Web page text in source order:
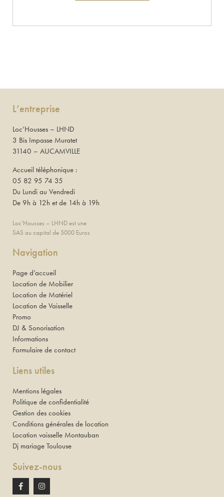
L’entreprise
Loc’Housses – LHND
3 Bis Impasse Muratet
31140 – AUCAMVILLE
Accueil téléphonique :
05 82 95 74 35
Du Lundi au Vendredi
De 9h à 12h et de 14h à 19h
Loc’Housses – LHND est une
SAS au capital de 5000 Euros
Navigation
Page d’accueil
Location de Mobilier
Location de Matériel
Location de Vaisselle
Promo
DJ & Sonorisation
Informations
Formulaire de contact
Liens utiles
Mentions légales
Politique de confidentialité
Gestion des cookies
Conditions générales de location
Location vaisselle Montauban
Dj mariage Toulouse
Suivez-nous